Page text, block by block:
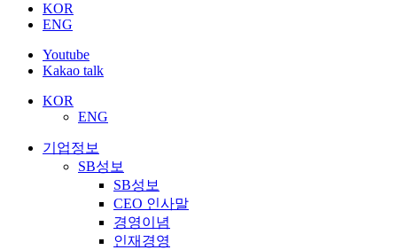
KOR
ENG
Youtube
Kakao talk
KOR
ENG
기업정보
SB성보
SB성보
CEO 인사말
경영이념
인재경영